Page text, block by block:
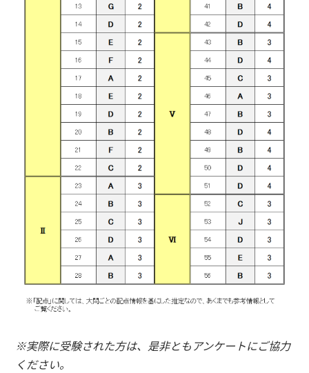
※実際に受験された方は、是非ともアンケートにご協力
ください。